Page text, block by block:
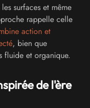
surfaces et même
rappelle celle
action et
, bien que
fluide et organique.
de l'ère